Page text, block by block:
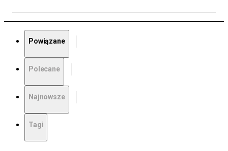
Powiązane
Polecane
Najnowsze
Tagi